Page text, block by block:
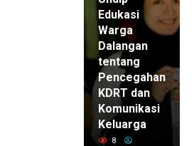
Edukasi
Warga
Dalangan
tentang
Pencegahan
KDRT dan
Komunikasi
Keluarga
8